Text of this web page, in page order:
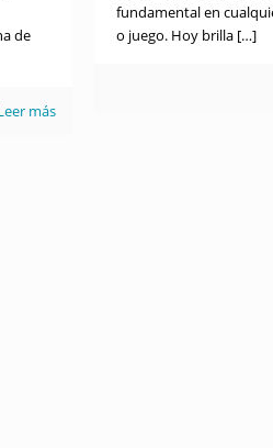
de
más
fundamental en
o juego. Hoy brilla […]